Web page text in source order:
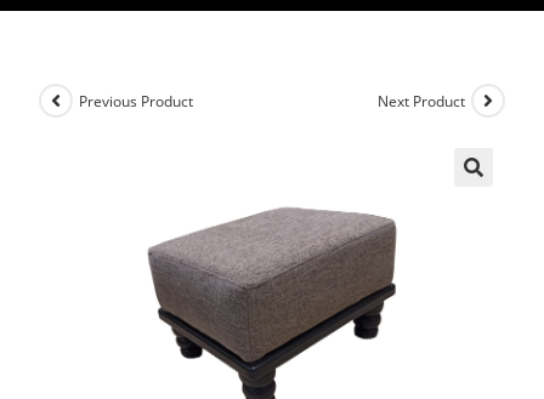
Previous Product Next Product